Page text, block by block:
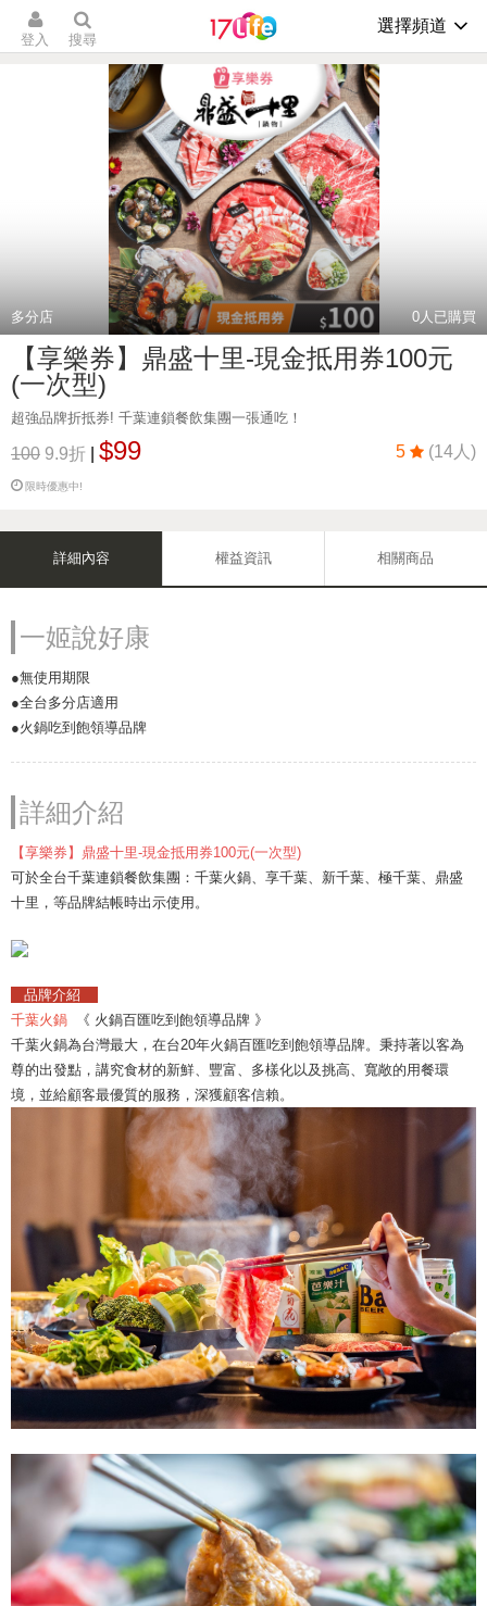
登入 搜尋
選擇頻道
多分店 0人已購買
【享樂券】鼎盛十里-現金抵用券100元
(一次型)
超強品牌折抵券! 千葉連鎖餐飲集團一張通吃！
100 9.9折 $99 5 (14人)
限時優惠中!
詳細內容 權益資訊 相關商品
一姬說好康
●無使用期限
●全台多分店適用
●火鍋吃到飽領導品牌
詳細介紹
【享樂券】鼎盛十里-現金抵用券100元(一次型)
可於全台千葉連鎖餐飲集團：千葉火鍋、享千葉、新千葉、極千葉、鼎盛
十里，等品牌結帳時出示使用。
品牌介紹
千葉火鍋
《 火鍋百匯吃到飽領導品牌 》
千葉火鍋為台灣最大，在台20年火鍋百匯吃到飽領導品牌。秉持著以客為
尊的出發點，講究食材的新鮮、豐富、多樣化以及挑高、寬敞的用餐環
境，並給顧客最優質的服務，深獲顧客信賴。